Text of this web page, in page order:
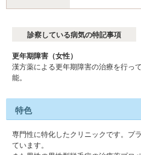
診察している病気の特記事項
更年期障害（女性）
漢方薬による更年期障害の治療を行っ
能。
特色
専門性に特化したクリニックです。プ
ています。